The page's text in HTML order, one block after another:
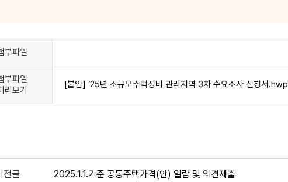
,부파일
부파일
리보기
[붙임] ‘25년 소규모주택정비 관리지역 3차 수요조사 신청서.hwp
전글 2025.1.1.기준 공동주택가격(안) 열람 및 의견제출